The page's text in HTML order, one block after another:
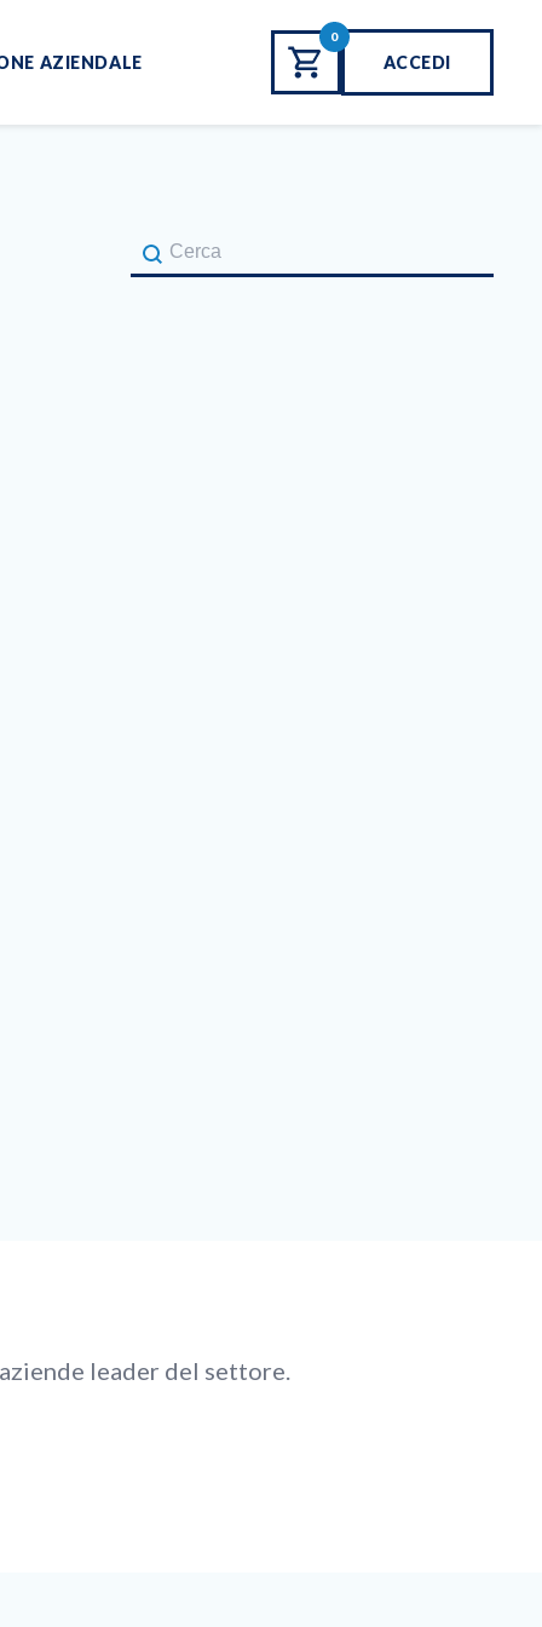
AZIENDALE
0
ACCEDI
Cerca Corso
Search Content
leader del settore.